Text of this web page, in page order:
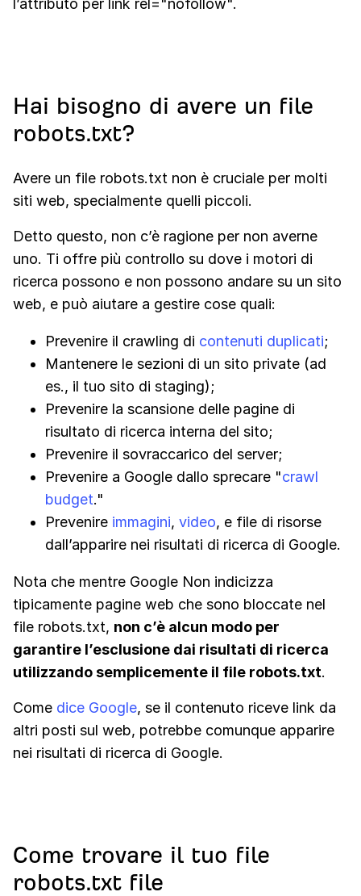
l’attributo per link rel="nofollow".
Hai bisogno di avere un file
robots.txt?
Avere un file robots.txt non è cruciale per molti
siti web, specialmente quelli piccoli.
Detto questo, non c’è ragione per non averne
uno. Ti offre più controllo su dove i motori di
ricerca possono e non possono andare su un sito
web, e può aiutare a gestire cose quali:
Prevenire il crawling di contenuti duplicati;
Mantenere le sezioni di un sito private (ad
es., il tuo sito di staging);
Prevenire la scansione delle pagine di
risultato di ricerca interna del sito;
Prevenire il sovraccarico del server;
Prevenire a Google dallo sprecare "crawl
budget."
Prevenire immagini, video, e file di risorse
dall’apparire nei risultati di ricerca di Google.
Nota che mentre Google Non indicizza
tipicamente pagine web che sono bloccate nel
file robots.txt, non c’è alcun modo per
garantire l’esclusione dai risultati di ricerca
utilizzando semplicemente il file robots.txt.
Come dice Google, se il contenuto riceve link da
altri posti sul web, potrebbe comunque apparire
nei risultati di ricerca di Google.
Come trovare il tuo file
robots.txt file